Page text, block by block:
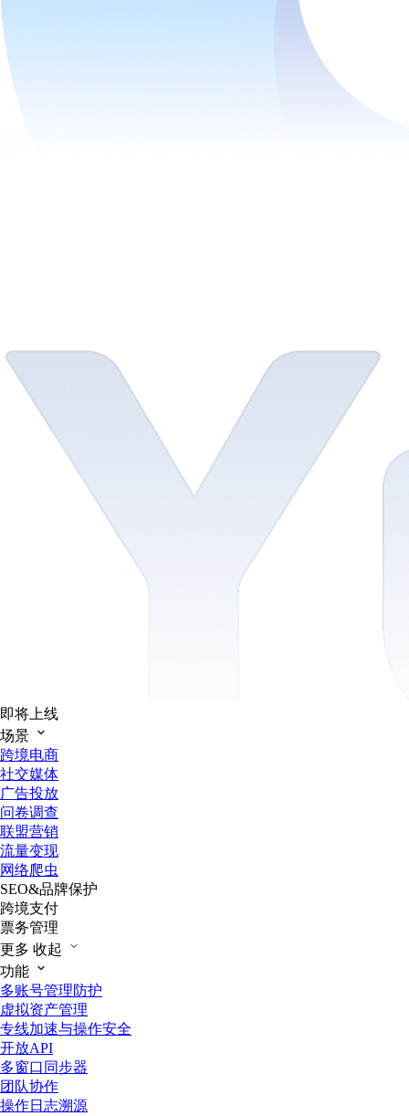
即将上线
场景
跨境电商
社交媒体
广告投放
问卷调查
联盟营销
流量变现
网络爬虫
SEO&品牌保护
跨境支付
票务管理
更多 收起
功能
多账号管理防护
虚拟资产管理
专线加速与操作安全
开放API
多窗口同步器
团队协作
操作日志溯源